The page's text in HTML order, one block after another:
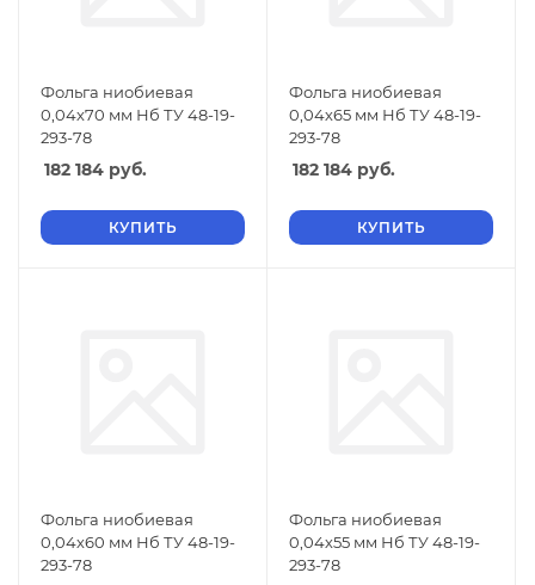
Фольга ниобиевая
0,04х70 мм Нб ТУ 48-19-
293-78
182 184 руб.
КУПИТЬ
Фольга ниобиевая
0,04х65 мм Нб ТУ 48-19-
293-78
182 184 руб.
КУПИТЬ
Фольга ниобиевая
0,04х60 мм Нб ТУ 48-19-
293-78
Фольга ниобиевая
0,04х55 мм Нб ТУ 48-19-
293-78